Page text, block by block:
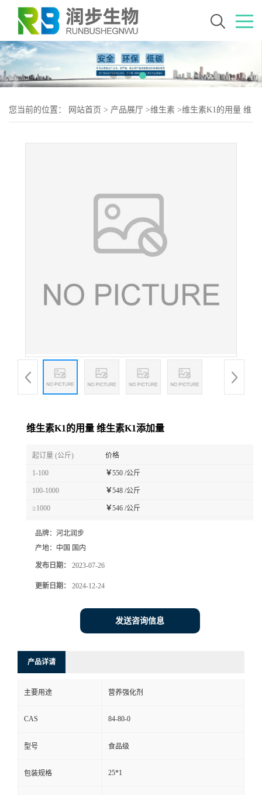
您当前的位置： 网站首页 > 产品展厅 >维生素 >维生素K1的用量 维
维生素K1的用量 维生素K1添加量
起订量 (公斤) 价格
1-100 ￥550 /公斤
100-1000 ￥548 /公斤
≥1000 ￥546 /公斤
品牌： 河北润步
产地： 中国 国内
发布日期： 2023-07-26
更新日期： 2024-12-24
发送咨询信息
产品详请
主要用途 营养强化剂
CAS 84-80-0
型号 食品级
包装规格 25*1